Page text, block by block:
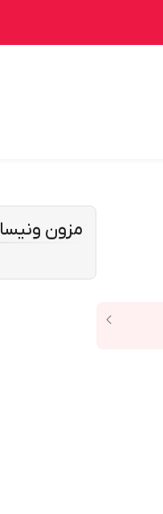
مزون ونیسا